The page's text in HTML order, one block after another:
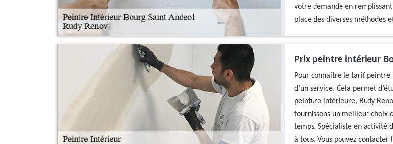
votre demande en
place des diverses méthodes
Prix peintre intérieur
Pour connaître le tarif peintre
d’un service. Cela permet
peinture intérieure, Rudy
fournissons un meilleur choix
temps. Spécialiste en activité
à tous. Vous pouvez